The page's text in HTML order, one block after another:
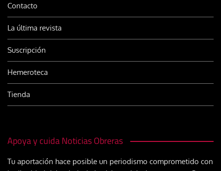
Contacto
La última revista
Suscripción
Hemeroteca
Tienda
Apoya y cuida Noticias Obreras
Tu aportación hace posible un periodismo comprometido con